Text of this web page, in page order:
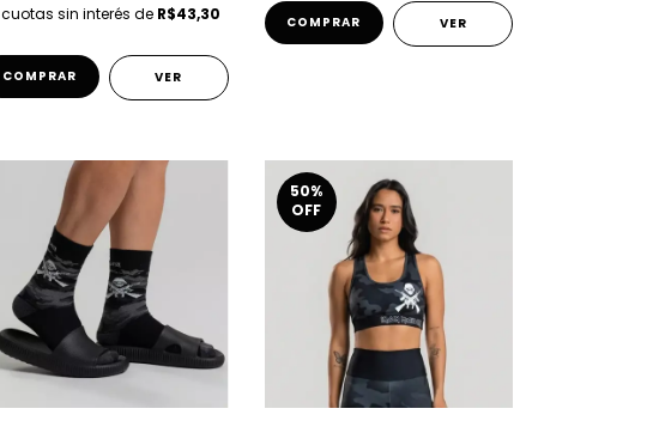
cuotas sin interés de R$43,30
COMPRAR VER
COMPRAR VER
50%
OFF